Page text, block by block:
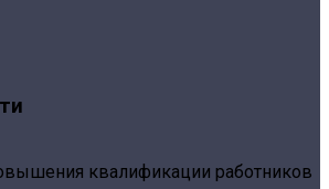
квалификации работников